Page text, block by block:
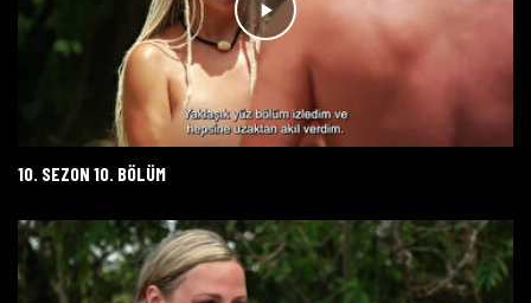
10. SEZON 10. BÖLÜM